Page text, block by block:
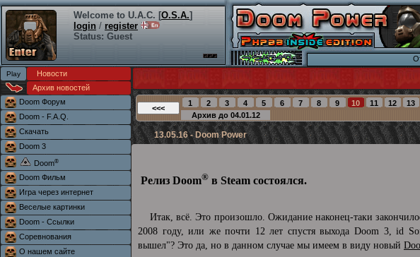
Welcome to U.A.C. [O.S.A.]
login / register
Status: Guest
Новости
Архив новостей
Doom Форум
Doom - F.A.Q.
Скачать
Doom 3
Doom®
Doom Фильм
Игра через интернет
Веселые картинки
Doom - Ссылки
Соревнования
О нашем сайте
13.05.16 - Doom Power
Релиз Doom® в Steam состоялся.
Итак, всё. Это произошло. Ожидание наконец-таки
2008 году, или же почти 12 лет спустя выхода Doom 3, id
вышел"? Это да, но в данном случае мы имеем в виду новый